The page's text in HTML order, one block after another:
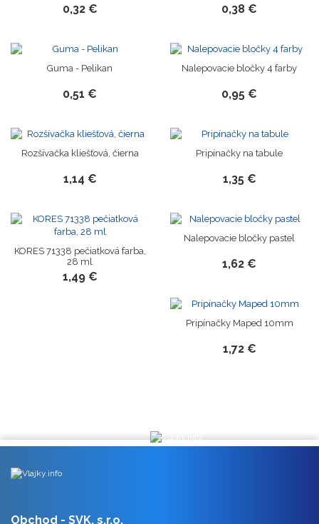
0,32 € 0,38 €
Guma - Pelikan
0,51 €
Nalepovacie bločky 4 farby
0,95 €
Rozšívačka kliešťová, čierna
1,14 €
Pripínačky na tabule
1,35 €
KORES 71338 pečiatková farba,
28 ml
1,49 €
Nalepovacie bločky pastel
1,62 €
Pripínačky Maped 10mm
1,72 €
Obchod - SVK, s.r.o.